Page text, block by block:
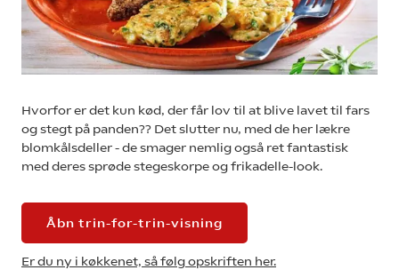
Hvorfor er det kun kød, der får lov til at blive lavet til fars
og stegt på panden?? Det slutter nu, med de her lækre
blomkålsdeller - de smager nemlig også ret fantastisk
med deres sprøde stegeskorpe og frikadelle-look.
Åbn trin-for-trin-visning
Er du ny i køkkenet, så følg opskriften her.